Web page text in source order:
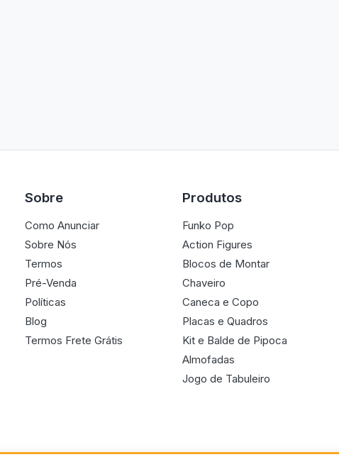
Sobre
Como Anunciar
Sobre Nós
Termos
Pré-Venda
Políticas
Blog
Termos Frete Grátis
Produtos
Funko Pop
Action Figures
Blocos de Montar
Chaveiro
Caneca e Copo
Placas e Quadros
Kit e Balde de Pipoca
Almofadas
Jogo de Tabuleiro